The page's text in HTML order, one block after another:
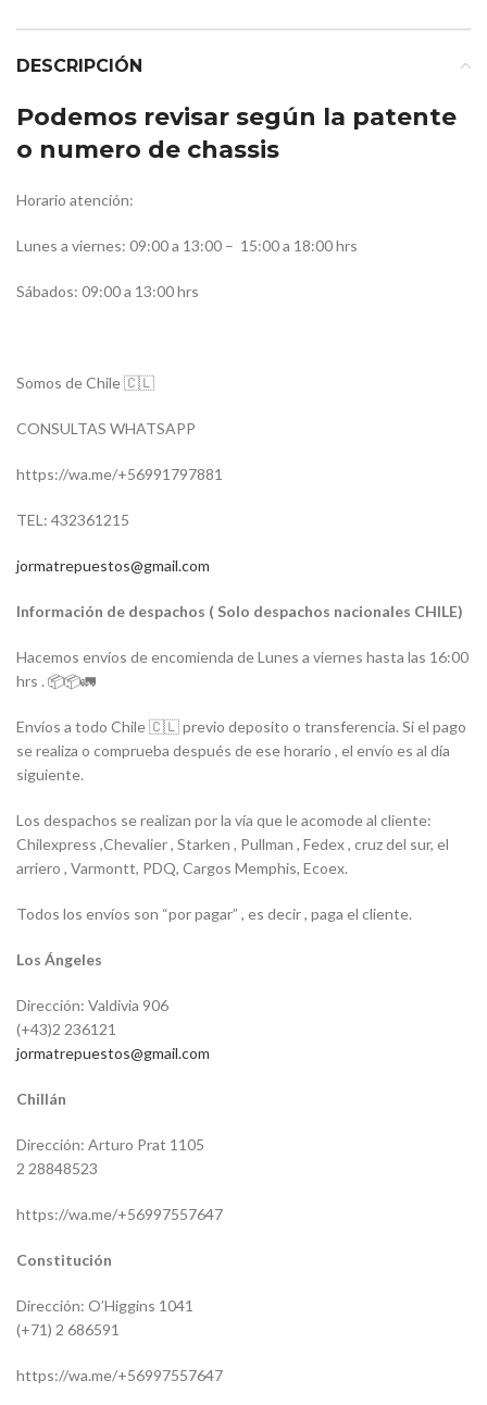
DESCRIPCIÓN
Podemos revisar según la patente
o numero de chassis
Horario atención:
Lunes a viernes: 09:00 a 13:00 – 15:00 a 18:00 hrs
Sábados: 09:00 a 13:00 hrs
Somos de Chile 🇨🇱
CONSULTAS WHATSAPP
https://wa.me/+56991797881
TEL: 432361215
jormatrepuestos@gmail.com
Información de despachos ( Solo despachos nacionales CHILE)
Hacemos envíos de encomienda de Lunes a viernes hasta las 16:00
hrs . 📦📦🚛
Envíos a todo Chile 🇨🇱 previo deposito o transferencia. Si el pago
se realiza o comprueba después de ese horario , el envío es al día
siguiente.
Los despachos se realizan por la vía que le acomode al cliente:
Chilexpress ,Chevalier , Starken , Pullman , Fedex , cruz del sur, el
arriero , Varmontt, PDQ, Cargos Memphis, Ecoex.
Todos los envíos son “por pagar” , es decir , paga el cliente.
Los Ángeles
Dirección: Valdivia 906
(+43)2 236121
jormatrepuestos@gmail.com
Chillán
Dirección: Arturo Prat 1105
2 28848523
https://wa.me/+56997557647
Constitución
Dirección: O’Higgins 1041
(+71) 2 686591
https://wa.me/+56997557647